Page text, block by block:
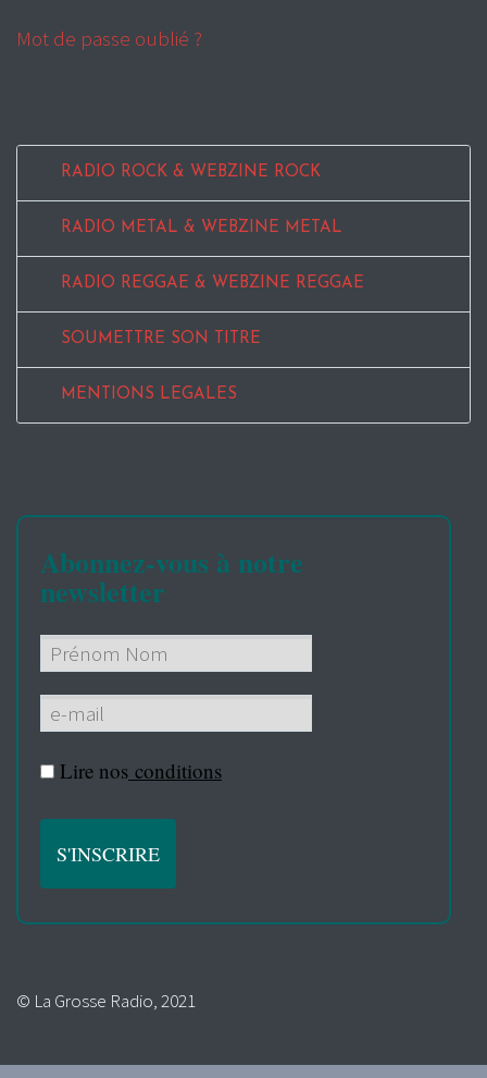
Mot de passe oublié ?
RADIO ROCK & WEBZINE ROCK
RADIO METAL & WEBZINE METAL
RADIO REGGAE & WEBZINE REGGAE
SOUMETTRE SON TITRE
MENTIONS LEGALES
Abonnez-vous à notre
newsletter
Lire nos conditions
© La Grosse Radio, 2021